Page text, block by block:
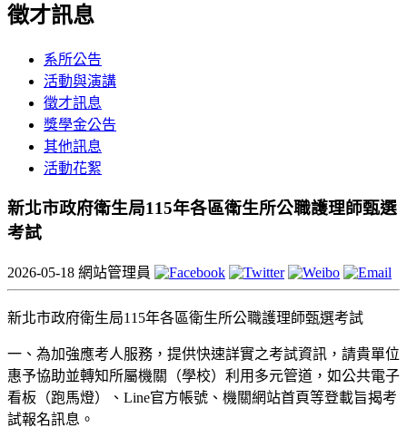
徵才訊息
系所公告
活動與演講
徵才訊息
獎學金公告
其他訊息
活動花絮
新北市政府衛生局115年各區衛生所公職護理師甄選
考試
2026-05-18 網站管理員
新北市政府衛生局115年各區衛生所公職護理師甄選考試
一、為加強應考人服務，提供快速詳實之考試資訊，請貴單位
惠予協助並轉知所屬機關（學校）利用多元管道，如公共電子
看板（跑馬燈）、Line官方帳號、機關網站首頁等登載旨揭考
試報名訊息。